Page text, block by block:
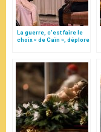
La guerre, c’est faire le
choix « de Caïn », déplore